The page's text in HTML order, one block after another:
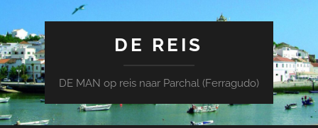
DE REIS
DE MAN op reis naar Parchal (Ferragudo)